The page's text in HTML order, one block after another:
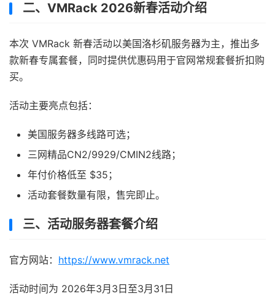
二、VMRack 2026新春活动介绍
本次 VMRack 新春活动以美国洛杉矶服务器为主，推出多
款新春专属套餐，同时提供优惠码用于官网常规套餐折扣购
买。
活动主要亮点包括：
美国服务器多线路可选；
三网精品CN2/9929/CMIN2线路；
年付价格低至 $35；
活动套餐数量有限，售完即止。
三、活动服务器套餐介绍
官方网站： https://www.vmrack.net
活动时间为 2026年3月3日至3月31日